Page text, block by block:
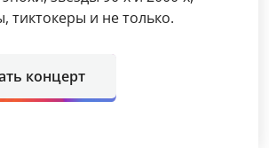
и не только.
концерт